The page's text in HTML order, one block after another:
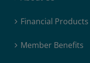
Financial Products
Member Benefits